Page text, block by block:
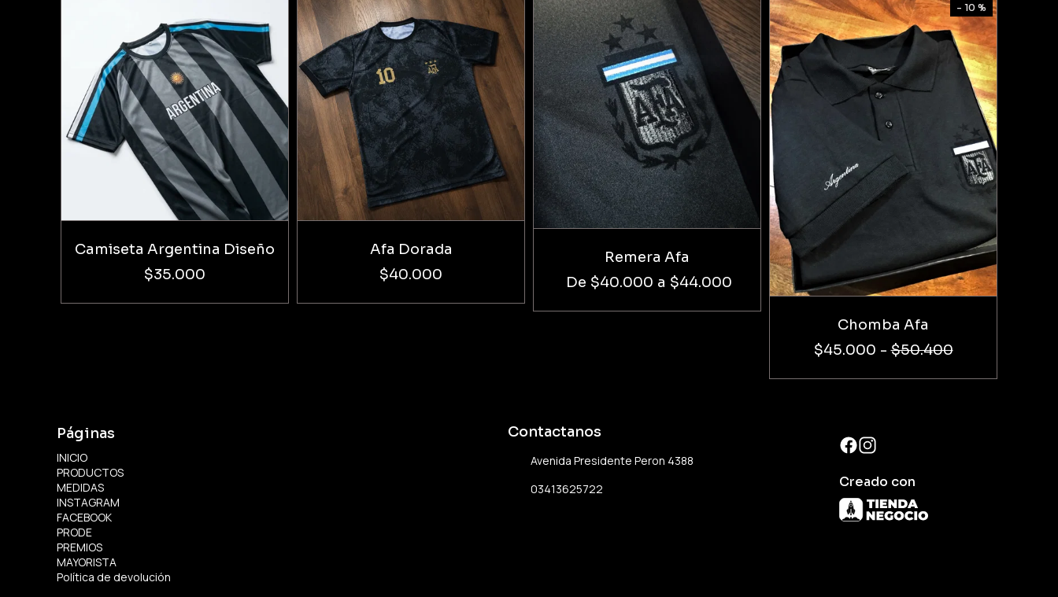
Camiseta Argentina Diseño
$35.000
Afa Dorada
$40.000
Remera Afa
De $40.000 a $44.000
- 10 %
Chomba Afa
$45.000 - $50.400
Páginas
INICIO
PRODUCTOS
MEDIDAS
INSTAGRAM
FACEBOOK
PRODE
PREMIOS
MAYORISTA
Política de devolución
Contactanos
Avenida Presidente Peron 4388
03413625722
Creado con